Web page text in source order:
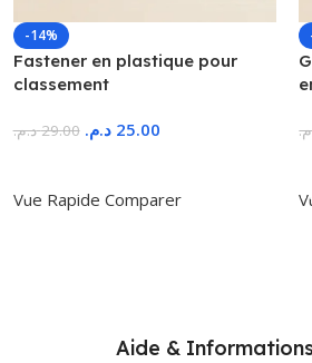
-14%
Fastener en plastique pour
classement
29.00 د.م. 25.00 د.م.
Vue Rapide Comparer
Aide &